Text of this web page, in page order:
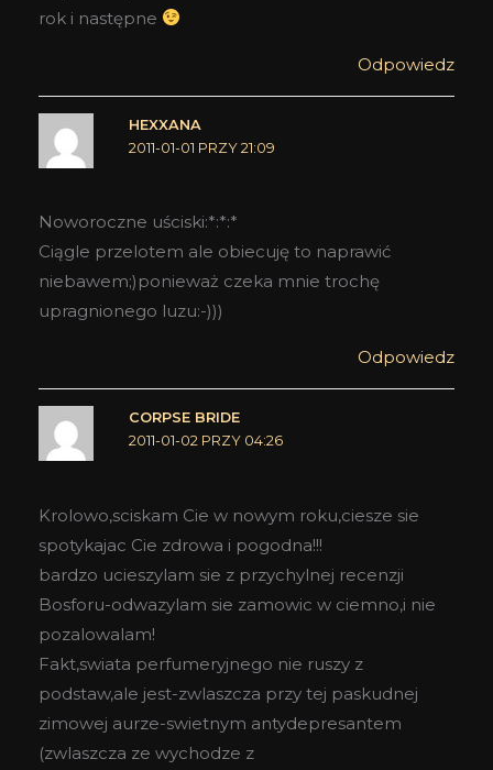
rok i następne
Odpowiedz
HEXXANA
2011-01-01 PRZY 21:09
Noworoczne uściski:*:*:*
Ciągle przelotem ale obiecuję to naprawić
niebawem;)ponieważ czeka mnie trochę
upragnionego luzu:-)))
Odpowiedz
CORPSE BRIDE
2011-01-02 PRZY 04:26
Krolowo,sciskam Cie w nowym roku,ciesze sie
spotykajac Cie zdrowa i pogodna!!!
bardzo ucieszylam sie z przychylnej recenzji
Bosforu-odwazylam sie zamowic w ciemno,i nie
pozalowalam!
Fakt,swiata perfumeryjnego nie ruszy z
podstaw,ale jest-zwlaszcza przy tej paskudnej
zimowej aurze-swietnym antydepresantem
(zwlaszcza ze wychodze z